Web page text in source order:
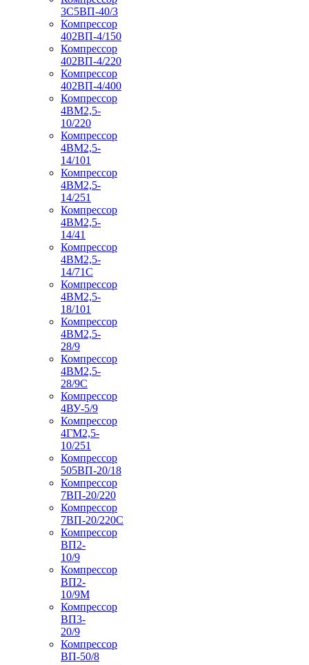
3С5ВП-40/3
Компрессор
402ВП-4/150
Компрессор
402ВП-4/220
Компрессор
402ВП-4/400
Компрессор
4ВМ2,5-
10/220
Компрессор
4ВМ2,5-
14/101
Компрессор
4ВМ2,5-
14/251
Компрессор
4ВМ2,5-
14/41
Компрессор
4ВМ2,5-
14/71C
Компрессор
4ВМ2,5-
18/101
Компрессор
4ВМ2,5-
28/9
Компрессор
4ВМ2,5-
28/9С
Компрессор
4ВУ-5/9
Компрессор
4ГМ2,5-
10/251
Компрессор
505ВП-20/18
Компрессор
7ВП-20/220
Компрессор
7ВП-20/220С
Компрессор
ВП2-
10/9
Компрессор
ВП2-
10/9М
Компрессор
ВП3-
20/9
Компрессор
ВП-50/8